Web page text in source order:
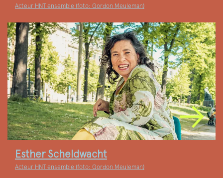
Acteur HNT ensemble (foto: Gordon Meuleman)
Esther Scheldwacht
Acteur HNT ensemble (foto: Gordon Meuleman)